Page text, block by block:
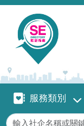
移至主內容
服務類別服務類別
關鍵字